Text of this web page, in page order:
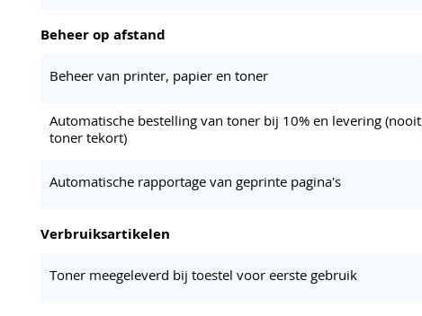
Beheer op afstand
Beheer van printer, papier en toner
Automatische bestelling van toner bij 10% en levering (nooit
toner tekort)
Automatische rapportage van geprinte pagina's
Verbruiksartikelen
Toner meegeleverd bij toestel voor eerste gebruik